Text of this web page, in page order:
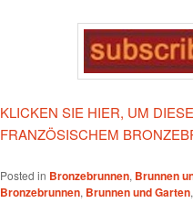
KLICKEN SIE HIER, UM
FRANZÖSISCHEM
Posted in Bronzebrunnen, Brunnen
Bronzebrunnen, Brunnen und Garten,